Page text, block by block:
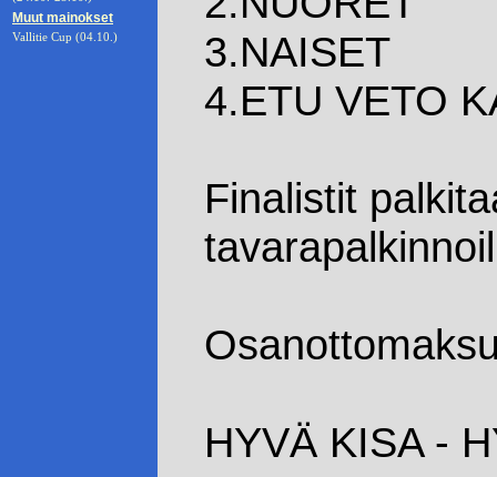
Muut mainokset
Vallitie Cup (04.10.)
3.NAISET
4.ETU VETO
Finalistit
HYVÄ KISA -